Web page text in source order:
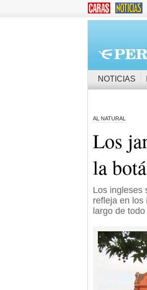
NOTICIAS
AL NATURAL
Los
la
Los ingleses
refleja en los
largo de